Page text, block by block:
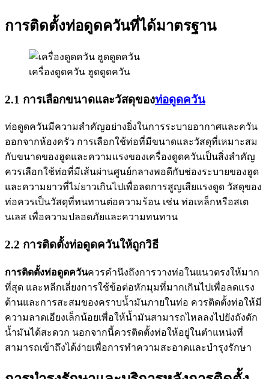
การติดตั้งท่อดูดควันที่ได้มาตรฐาน
เครื่องดูดควัน ฮูดดูดควัน
2.1 การเลือกขนาดและวัสดุของท่อดูดควัน
ท่อดูดควันมีความสำคัญอย่างยิ่งในการระบายอากาศและควัน
ออกจากห้องครัว การเลือกใช้ท่อที่มีขนาดและวัสดุที่เหมาะสม
กับขนาดของฮูดและความแรงของเครื่องดูดควันเป็นสิ่งสำคัญ
ควรเลือกใช้ท่อที่มีเส้นผ่านศูนย์กลางพอดีกับช่องระบายของฮูด
และความยาวที่ไม่ยาวเกินไปเพื่อลดการสูญเสียแรงดูด วัสดุของ
ท่อควรเป็นวัสดุที่ทนทานต่อความร้อน เช่น ท่อเหล็กหรือสเต
นเลส เพื่อความปลอดภัยและความทนทาน
2.2 การติดตั้งท่อดูดควันให้ถูกวิธี
การติดตั้งท่อดูดควันควรคำนึงถึงการวางท่อในแนวตรงให้มาก
ที่สุด และหลีกเลี่ยงการใช้ข้อต่อหักมุมที่มากเกินไปเพื่อลดแรง
ต้านและการสะสมของคราบน้ำมันภายในท่อ ควรติดตั้งท่อให้มี
ความลาดเอียงเล็กน้อยเพื่อให้น้ำมันสามารถไหลลงไปยังถังดัก
น้ำมันได้สะดวก นอกจากนี้ควรติดตั้งท่อให้อยู่ในตำแหน่งที่
สามารถเข้าถึงได้ง่ายเพื่อการทำความสะอาดและบำรุงรักษา